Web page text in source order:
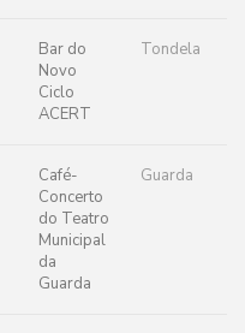
Bar do
Novo
Ciclo
ACERT
Tondela
Café-
Concerto
do Teatro
Municipal
da
Guarda
Guarda